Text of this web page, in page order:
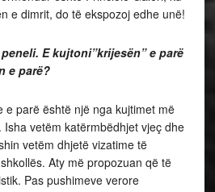
e dimrit, do të ekspozoj edhe unë!
E kujtoni”krijesën” e parë
e parë?
e parë është një nga kujtimet më
vetëm katërmbëdhjet vjeç dhe
vetëm dhjetë vizatime të
Aty më propozuan që të
Pas pushimeve verore